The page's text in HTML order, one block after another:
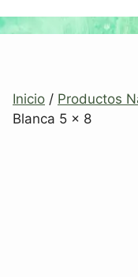
Inicio / Productos
Blanca 5 x 8